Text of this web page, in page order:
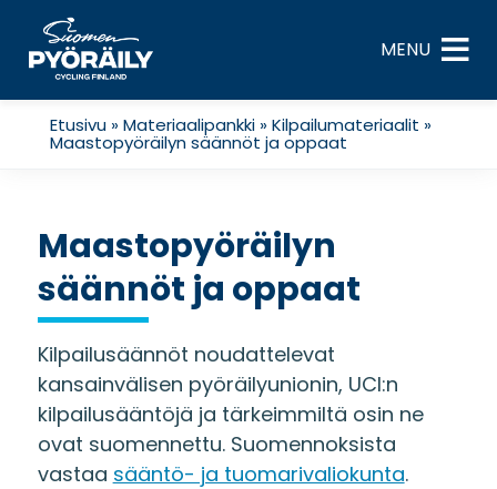
content
MENU
Etusivu»Materiaalipankki»Kilpailumateriaalit »
Maastopyöräilyn säännöt ja oppaat
Maastopyöräilyn
säännöt ja oppaat
Kilpailusäännöt noudattelevat
kansainvälisen pyöräilyunionin, UCI:n
kilpailusääntöjä ja tärkeimmiltä osin ne
ovat suomennettu. Suomennoksista
vastaa sääntö- ja tuomarivaliokunta.